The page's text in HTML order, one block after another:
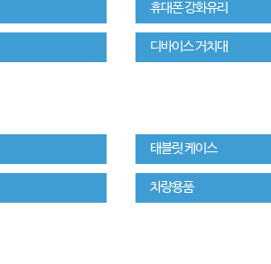
휴대폰 강화유리
디바이스 거치대
태블릿 케이스
차량용품